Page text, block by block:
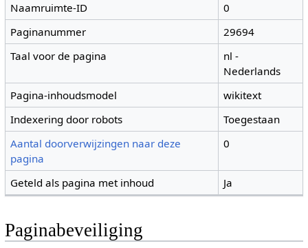
Naamruimte-ID
0
Paginanummer
29694
Taal voor de pagina
nl -
Nederlands
Pagina-inhoudsmodel
wikitext
Indexering door robots
Toegestaan
Aantal doorverwijzingen naar deze
pagina
0
Geteld als pagina met inhoud Ja
Paginabeveiliging